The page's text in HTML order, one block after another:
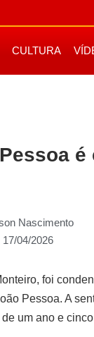
CULTURA
Nascimento
17/04/2026
foi
Pessoa. A
um ano e